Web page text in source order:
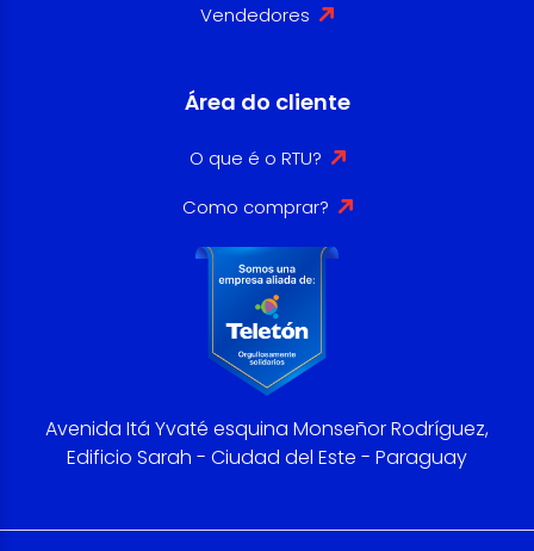
Vendedores
Área do cliente
O que é o RTU?
Como comprar?
Avenida Itá Yvaté esquina Monseñor Rodríguez,
Edificio Sarah - Ciudad del Este - Paraguay